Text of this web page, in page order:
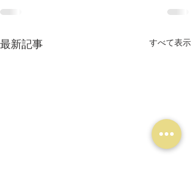
最新記事 すべて表示